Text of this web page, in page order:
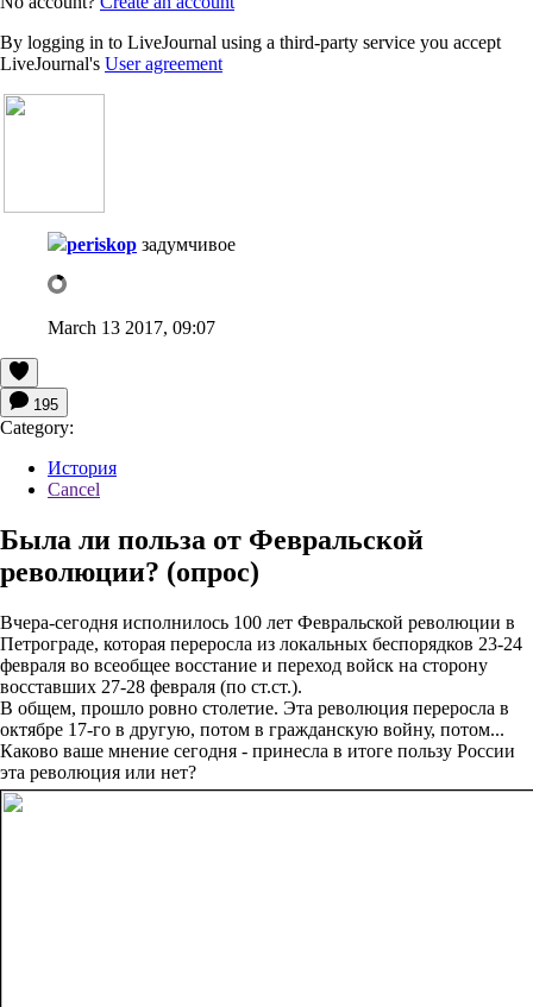
By logging in to LiveJournal using a third-party service you accept
LiveJournal's User agreement
periskop задумчивое
March 13 2017, 09:07
195
Category:
История
Cancel
Была ли польза от Февральской
революции? (опрос)
Вчера-сегодня исполнилось 100 лет Февральской революции в
Петрограде, которая переросла из локальных беспорядков 23-24
февраля во всеобщее восстание и переход войск на сторону
восставших 27-28 февраля (по ст.ст.).
В общем, прошло ровно столетие. Эта революция переросла в
октябре 17-го в другую, потом в гражданскую войну, потом...
Каково ваше мнение сегодня - принесла в итоге пользу России
эта революция или нет?